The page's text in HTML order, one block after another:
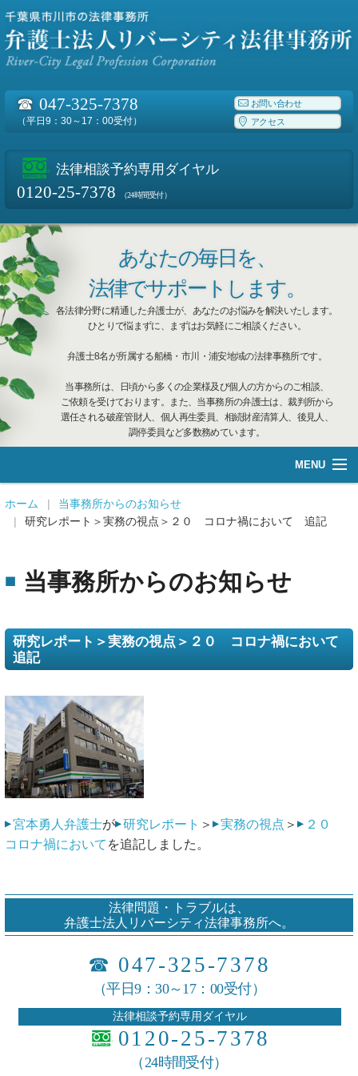
☎ 047-325-7378
（平日9：30～17：00受付）
お問い合わせ
アクセス
法律相談予約専用ダイヤル
0120-25-7378 （24時間受付）
あなたの毎日を、
法律でサポートします。
各法律分野に精通した弁護士が、あなたのお悩みを解決いたします。
ひとりで悩まずに、まずはお気軽にご相談ください。
弁護士8名が所属する船橋・市川・浦安地域の法律事務所です。
当事務所は、日頃から多くの企業様及び個人の方からのご相談、
ご依頼を受けております。また、当事務所の弁護士は、裁判所から
選任される破産管財人、個人再生委員、相続財産清算人、後見人、
調停委員など多数務めています。
MENU
総合案内
企業再生·個人借金
ホーム
当事務所からのお知らせ
研究レポート＞実務の視点＞２０ コロナ禍において 追記
当事務所からのお知らせ
研究レポート＞実務の視点＞２０ コロナ禍において
追記
宮本勇人弁護士が 研究レポート ＞ 実務の視点 ＞
２０
コロナ禍において を追記しました。
法律問題・トラブルは、
弁護士法人リバーシティ法律事務所へ。
☎ 047-325-7378
（平日9：30～17：00受付）
法律相談予約専用ダイヤル
0120-25-7378
（24時間受付）